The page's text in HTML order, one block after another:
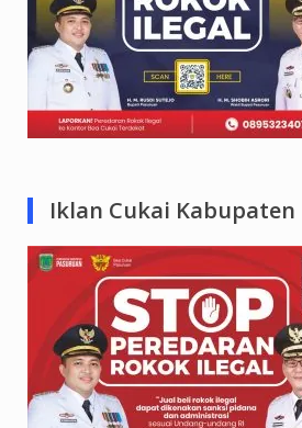
Iklan Cukai Kabupaten